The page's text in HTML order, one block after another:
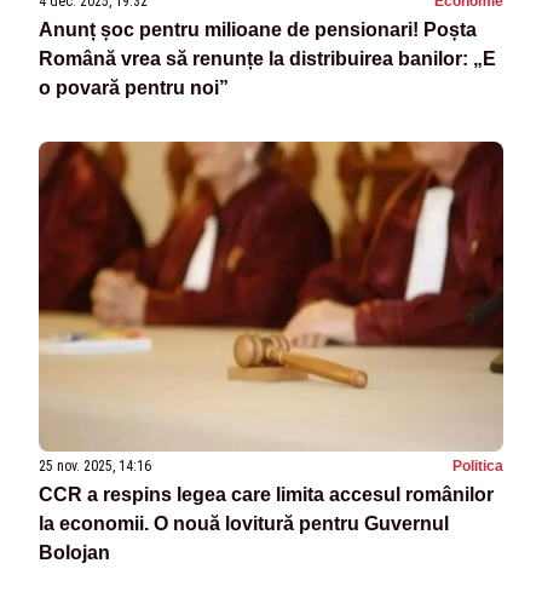
Anunț șoc pentru milioane de pensionari! Poșta
Română vrea să renunțe la distribuirea banilor: „E
o povară pentru noi”
25 nov. 2025, 14:16 Politica
CCR a respins legea care limita accesul românilor
la economii. O nouă lovitură pentru Guvernul
Bolojan